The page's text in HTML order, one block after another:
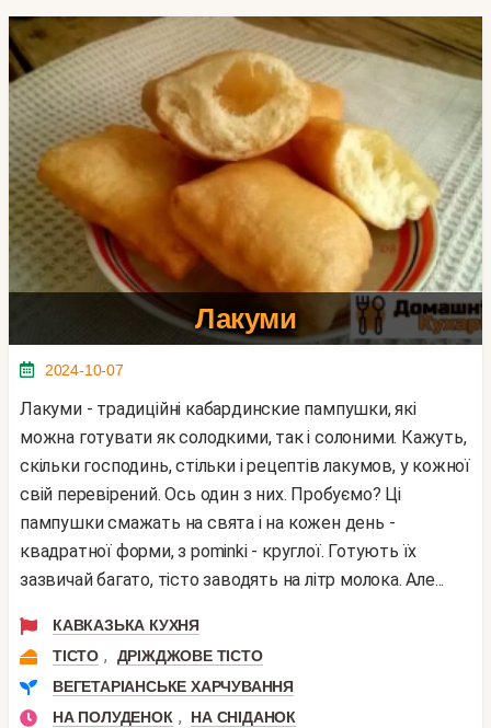
Лакуми
2024-10-07
Лакуми - традиційні кабардинские пампушки, які
можна готувати як солодкими, так і солоними. Кажуть,
скільки господинь, стільки і рецептів лакумов, у кожної
свій перевірений. Ось один з них. Пробуємо? Ці
пампушки смажать на свята і на кожен день -
квадратної форми, з pominki - круглої. Готують їх
зазвичай багато, тісто заводять на літр молока. Але...
КАВКАЗЬКА КУХНЯ
ТІСТО ,
ДРІЖДЖОВЕ ТІСТО
ВЕГЕТАРІАНСЬКЕ ХАРЧУВАННЯ
НА ПОЛУДЕНОК ,
НА СНІДАНОК